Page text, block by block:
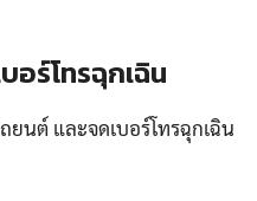
บอร์โทรฉุกเฉิน
นต์ และจดเบอร์โทรฉุกเฉิน